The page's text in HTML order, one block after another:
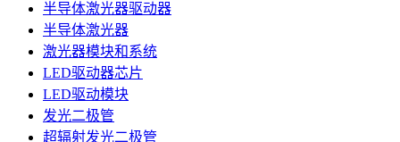
半导体激光器驱动器
半导体激光器
激光器模块和系统
LED驱动器芯片
LED驱动模块
发光二极管
超辐射发光二极管